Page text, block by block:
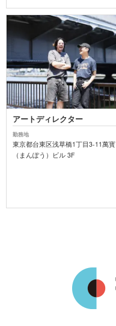
アートディレクター
勤務地
東京都台東区浅草橋1丁目3-11萬寳
（まんぽう）ビル 3F